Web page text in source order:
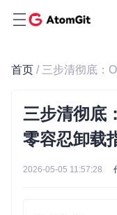
首页 / 三步清彻底：
三步清彻底
零容忍卸载
2026-05-05 11:57:28